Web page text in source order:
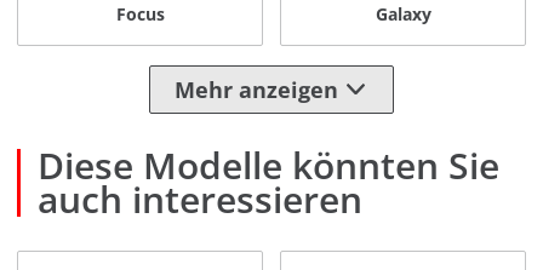
Focus Galaxy
Mehr anzeigen
Diese Modelle könnten Sie
auch interessieren